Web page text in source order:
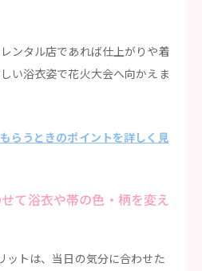
ンタル店であれば仕上がりや着
い浴衣姿で花火大会へ向かえま
らうときのポイントを詳しく見
て浴衣や帯の色・柄を変え
ットは、当日の気分に合わせた